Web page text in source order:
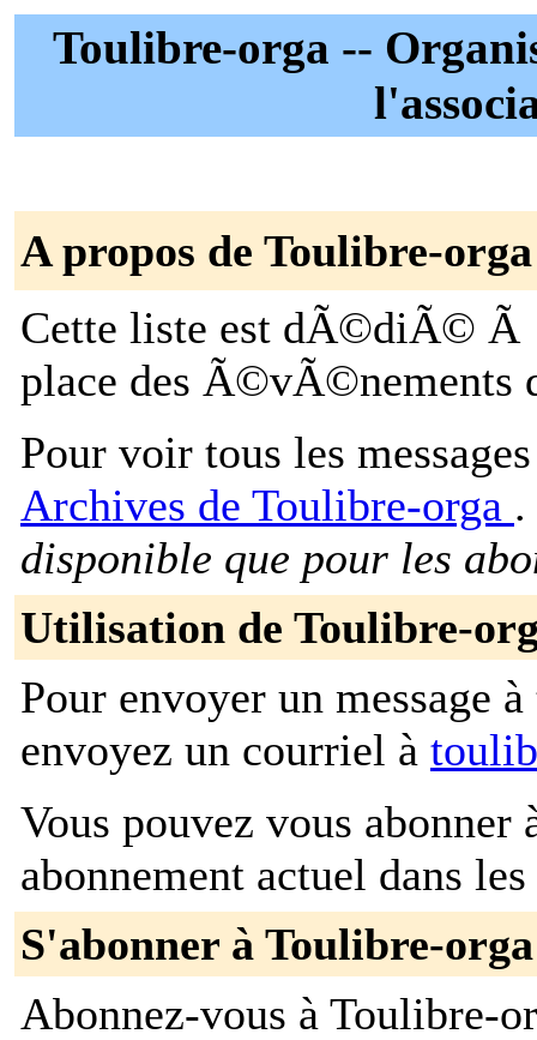
Toulibre-orga --
A propos de Toulibre-orga
Cette liste est dÃ©diÃ© Ã
place des Ã©vÃ©nements
Pour voir tous les
Archives de Toulibre-orga
disponible que pour les
Utilisation de Toulibre-
Pour envoyer un message
envoyez un courriel à
Vous pouvez vous
abonnement actuel dans
S'abonner à Toulibre-orga
Abonnez-vous à Toulibre-